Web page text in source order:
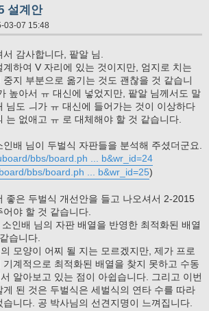
설계안
03-07 15:48
감사합니다, 팥알 님.
계하여 V 자리에 있는 것이지만, 엄지로 치는
지 부분으로 옮기는 것도 괜찮을 것 같습니
높아서 ㅠ 대신에 넣었지만, 팥알 님께서도 말
님도 ㅢ가 ㅠ 대신에 들어가는 것이 이상하다
는 없애고 ㅠ 로 대체해야 할 것 같습니다.
배 님이 두벌식 자판들을 분석해 주셨더군요.
bbs/board.ph ... b&wr_id=24
bbs/board.ph ... b&wr_id=25)
좋은 두벌식 개선안을 들고 나오셔서 2-2015
야 할 것 같습니다.
인배 님의 자판 배열을 반영한 최적화된 배열
습니다.
모양이 어찌 될 지는 모르겠지만, 제가 프로
기계적으로 최적화된 배열을 찾지 못하고 수동
알아보고 있는 점이 아쉽습니다. 그리고 이번
게 된 것은 두벌식은 세벌식의 연타 수를 따라
니다. 공 박사님의 선견지명이 느껴집니다.